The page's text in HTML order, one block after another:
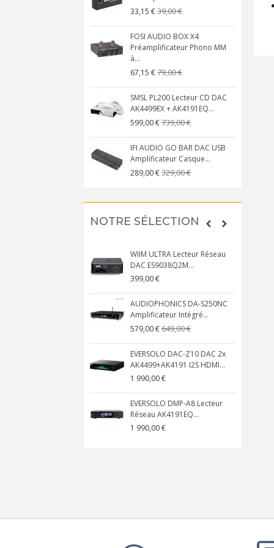
33,15 €39,00 €
FOSI AUDIO BOX X4
Préamplificateur Phono MM
à...
67,15 €79,00 €
SMSL PL200 Lecteur CD DAC
AK4499EX + AK4191EQ...
599,00 €739,00 €
IFI AUDIO GO BAR DAC USB
Amplificateur Casque...
289,00 €329,00 €
NOTRE SÉLECTION
WIIM ULTRA Lecteur Réseau
DAC ES9038Q2M...
399,00 €
AUDIOPHONICS DA-S250NC
Amplificateur Intégré...
579,00 €649,00 €
EVERSOLO DAC-Z10 DAC 2x
AK4499+AK4191 I2S HDMI...
1 990,00 €
EVERSOLO DMP-A8 Lecteur
Réseau AK4191EQ...
1 990,00 €